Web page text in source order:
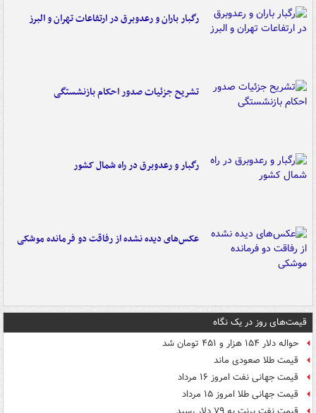
رگبار باران و رعدوبرق در ارتفاعات تهران و البرز
تشریح جزئیات صدور احکام بازنشستگی
رگبار و رعدوبرق در راه شمال کشور
عکس‌های دیده نشده از رفاقت دو فرمانده‌ موشکی
قیمت‌های روز در یک نگاه
حواله دلار ۱۵۴ هزار و ۴۵۱ تومان شد
قیمت طلا صعودی ماند
قیمت جهانی نفت امروز ۱۶ مرداد
قیمت جهانی طلا امروز ۱۵ مرداد